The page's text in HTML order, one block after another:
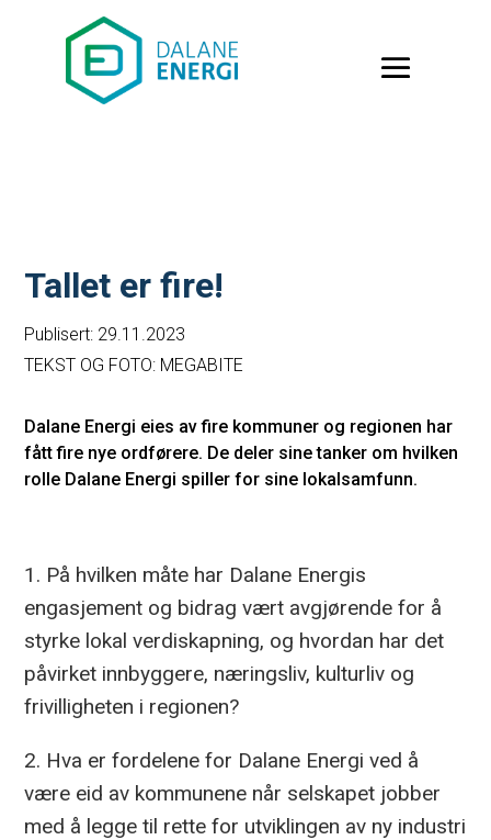
Tallet er fire!
Publisert: 29.11.2023
TEKST OG FOTO: MEGABITE
Dalane Energi eies av fire kommuner og regionen har
fått fire nye ordførere. De deler sine tanker om hvilken
rolle Dalane Energi spiller for sine lokalsamfunn.
1. På hvilken måte har Dalane Energis
engasjement og bidrag vært avgjørende for å
styrke lokal verdiskapning, og hvordan har det
påvirket innbyggere, næringsliv, kulturliv og
frivilligheten i regionen?
2. Hva er fordelene for Dalane Energi ved å
være eid av kommunene når selskapet jobber
med å legge til rette for utviklingen av ny industri